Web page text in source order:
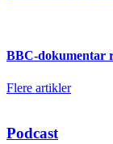
BBC-dokumentar
Flere artikler
Podcast